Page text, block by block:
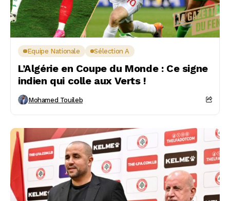
Equipe Nationale Sélection A
L’Algérie en Coupe du Monde : Ce signe
indien qui colle aux Verts !
Mohamed Touileb